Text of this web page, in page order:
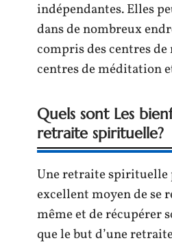
indépendantes. Elles
dans de nombreux
compris des centres
centres de méditation
Quels sont Les
retraite spirituelle?
Une retraite spirituelle
excellent moyen de se
même et de récupérer
que le but d’une